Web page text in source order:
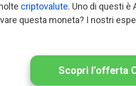
criptovalute. Uno di questi è
questa moneta? I nostri
Scopri l’offerta